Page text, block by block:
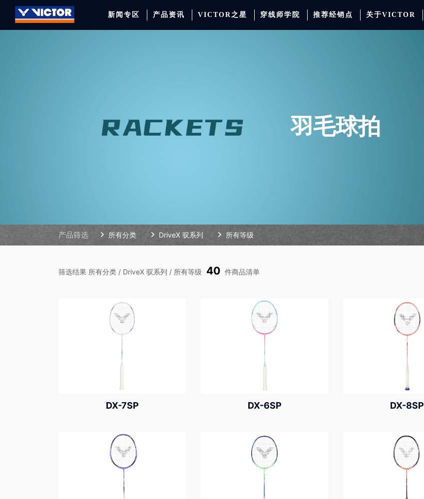
新闻专区 产品资讯 VICTOR之星 穿线师学院 推荐经销点 关于VICTOR
羽毛球拍
产品筛选 所有分类 DriveX 驭系列 所有等级
筛选结果 所有分类 / DriveX 驭系列 / 所有等级 40 件商品清单
DX-7SP DX-6SP DX-8SP